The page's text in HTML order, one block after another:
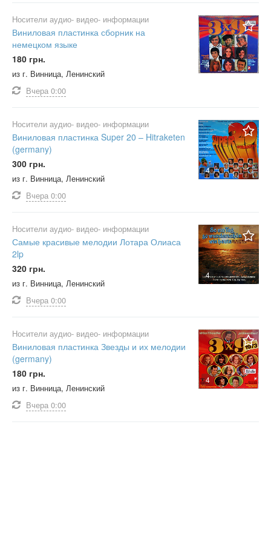
4
Носители аудио- видео- информации
Виниловая пластинка сборник на
немецком языке
180 грн.
из г. Винница, Ленинский
Вчера 0:00
4
Носители аудио- видео- информации
Виниловая пластинка Super 20 – Hitraketen
(germany)
300 грн.
из г. Винница, Ленинский
Вчера 0:00
4
Носители аудио- видео- информации
Самые красивые мелодии Лотара Олиаса
2lp
320 грн.
из г. Винница, Ленинский
Вчера 0:00
4
Носители аудио- видео- информации
Виниловая пластинка Звезды и их мелодии
(germany)
180 грн.
из г. Винница, Ленинский
Вчера 0:00